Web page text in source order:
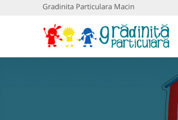
Gradinita Particulara Macin